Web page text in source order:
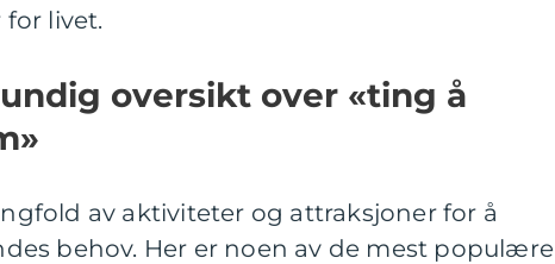
livet.
oversikt over «ting å
av aktiviteter og attraksjoner for å
behov. Her er noen av de mest populære